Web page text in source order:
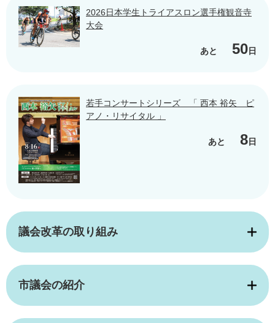
2026日本学生トライアスロン選手権観音寺
大会
あと 50日
若手コンサートシリーズ 「 西本 裕矢 ピ
アノ・リサイタル 」
あと 8日
議会改革の取り組み
市議会の紹介